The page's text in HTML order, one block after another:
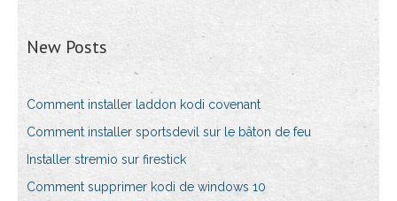
New Posts
Comment installer laddon kodi covenant
Comment installer sportsdevil sur le bâton de feu
Installer stremio sur firestick
Comment supprimer kodi de windows 10